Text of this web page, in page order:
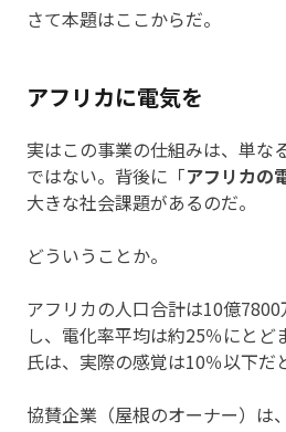
さて本題はここからだ。
アフリカに電気を
実はこの事業の仕組みは、単な
ではない。背後に「アフリカの
大きな社会課題があるのだ。
どういうことか。
アフリカの人口合計は10億
し、電化率平均は約25％にとど
氏は、実際の感覚は10％以下だ
協賛企業（屋根のオーナー）は